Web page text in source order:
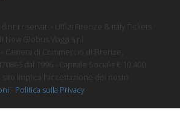
riservati - Uffizi Firenze & Italy Tickets
Globus Viaggi s.r.l.
- Camera di Commercio di Firenze,
dal 1996 - Capitale Sociale € 10.400
implica l'accettazione dei nostri
Politica sulla Privacy